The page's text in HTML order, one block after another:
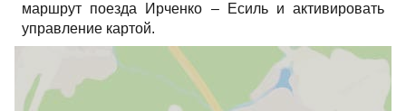
маршрут поезда Ирченко – Есиль и активировать
управление картой.